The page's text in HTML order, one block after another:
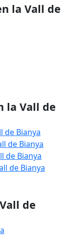
la Vall de
la Vall de
de Bianya
de Bianya
de Bianya
de Bianya
de